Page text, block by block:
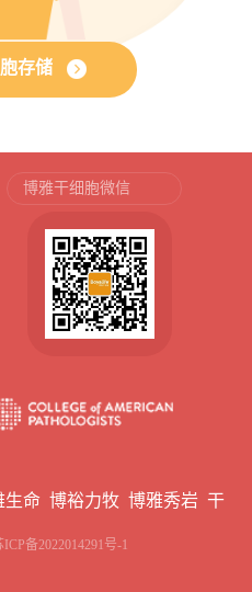
存储
博雅干细胞微信
生命 博裕力牧 博雅秀岩 干
ICP备2022014291号-1